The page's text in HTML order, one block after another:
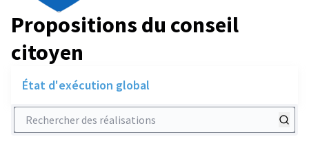
Propositions du conseil
citoyen
État d'exécution global
Rechercher des réalisations